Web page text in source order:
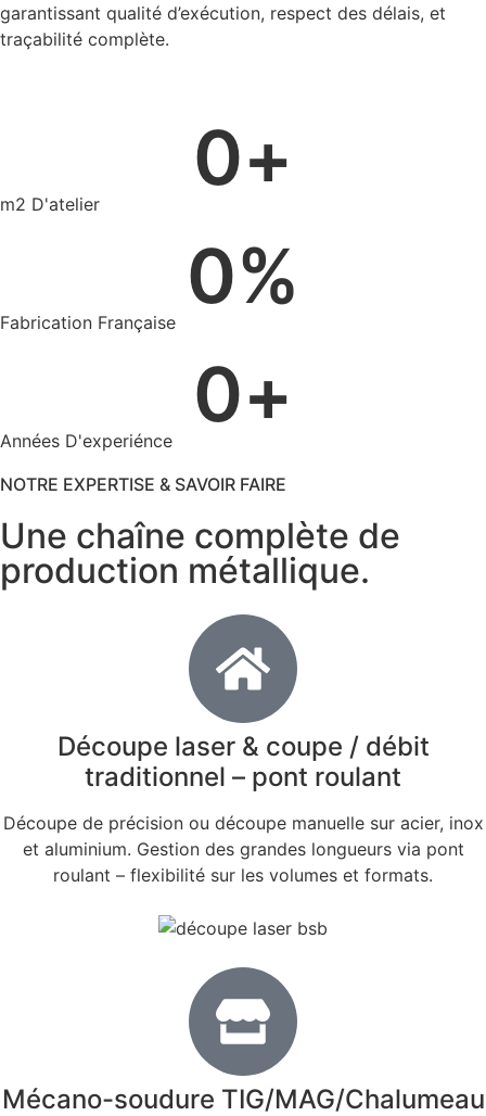
garantissant qualité d’exécution, respect des délais, et
traçabilité complète.
0+
m2 D'atelier
0%
Fabrication Française
0+
Années D'experiénce
NOTRE EXPERTISE & SAVOIR FAIRE
Une chaîne complète de
production métallique.
Découpe laser & coupe / débit
traditionnel – pont roulant
Découpe de précision ou découpe manuelle sur acier, inox
et aluminium. Gestion des grandes longueurs via pont
roulant – flexibilité sur les volumes et formats.
Mécano-soudure TIG/MAG/Chalumeau